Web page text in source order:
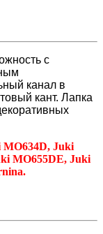
с
канал в
кант. Лапка
Juki
MO655DE, Juki